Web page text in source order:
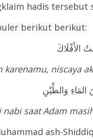
hadis tersebut
berikut berikut:
الأَفْلَاكَ
karenamu, niscaya
المَاءِ وَالطِّيْنِ
nabi saat Adam
ash-